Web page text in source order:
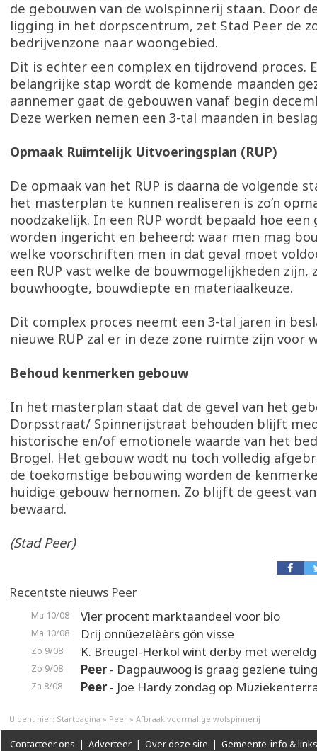
de gebouwen van de wolspinnerij staan. Door
ligging in het dorpscentrum, zet Stad Peer de
bedrijvenzone naar woongebied.
Dit is echter een complex en tijdrovend proces.
belangrijke stap wordt de komende maanden
aannemer gaat de gebouwen vanaf begin
Deze werken nemen een 3-tal maanden in
Opmaak Ruimtelijk Uitvoeringsplan (RUP)
De opmaak van het RUP is daarna de volgende
het masterplan te kunnen realiseren is zo’n
noodzakelijk. In een RUP wordt bepaald hoe
worden ingericht en beheerd: waar men mag
welke voorschriften men in dat geval moet
een RUP vast welke de bouwmogelijkheden zijn,
bouwhoogte, bouwdiepte en materiaalkeuze.
Dit complex proces neemt een 3-tal jaren in
nieuwe RUP zal er in deze zone ruimte zijn voor
Behoud kenmerken gebouw
In het masterplan staat dat de gevel van het
Dorpsstraat/ Spinnerijstraat behouden blijft
historische en/of emotionele waarde van het
Brogel. Het gebouw wodt nu toch volledig
de toekomstige bebouwing worden de
huidige gebouw hernomen. Zo blijft de geest
bewaard.
(Stad Peer)
Recentste nieuws Peer
Ma 10/08 Vier procent marktaandeel voor bio
Ma 10/08 Drij onnüezelèèrs gön visse
Zo 9/08 K. Breugel-Herkol wint derby met
Zo 9/08 Peer- Dagpauwoog is graag geziene
Za 8/08 Peer- Joe Hardy zondag op
U bent hier: Startpagina » Peer » Afbraak voormalige wolspinnerij
Contacteer ons | Adverteer | Over deze site | Gemeente-info & links